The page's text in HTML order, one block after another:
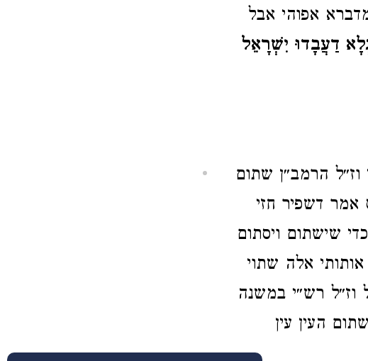
אפוהי אבל
דַעֲבָדוּ יִשְׁרָאֵל
וז״ל הרמב״ן שתום
אמר דשפיר חזי
שישתום ויסתום
אלה שתוי
וז״ל רש״י במשנה
העין עין